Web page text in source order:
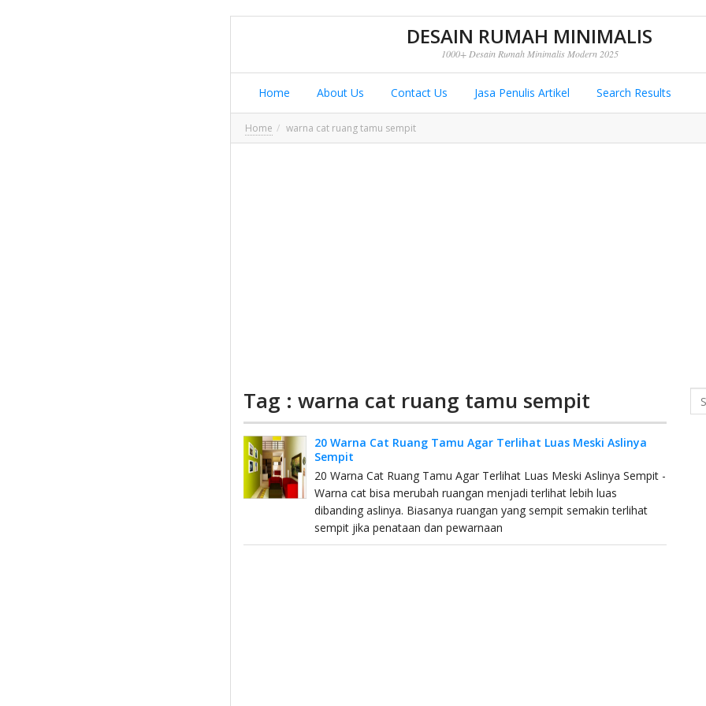
DESAIN RUMAH MINIMALIS
1000+ Desain Rumah Minimalis Modern 2025
Home About Us Contact Us Jasa Penulis Artikel Search Results
Home warna cat ruang tamu sempit
Tag : warna cat ruang tamu sempit
20 Warna Cat Ruang Tamu Agar Terlihat Luas Meski Aslinya
Sempit
20 Warna Cat Ruang Tamu Agar Terlihat Luas Meski Aslinya Sempit -
Warna cat bisa merubah ruangan menjadi terlihat lebih luas
dibanding aslinya. Biasanya ruangan yang sempit semakin terlihat
sempit jika penataan dan pewarnaan